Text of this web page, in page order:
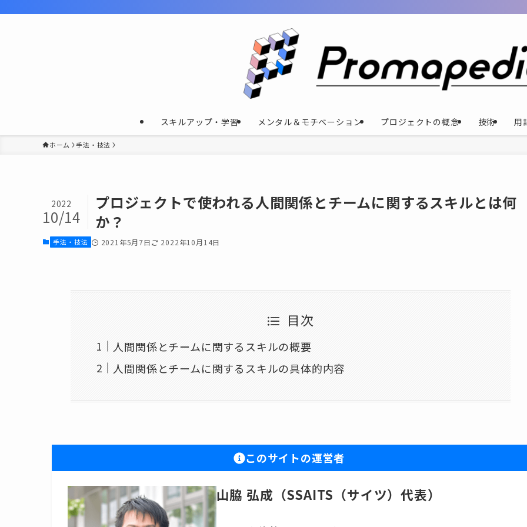
スキルアップ・学習 メンタル＆モチベーション プロジェクトの概念 技術 用
ホーム 手法・技法
プロジェクトで使われる人間関係とチームに関するスキルとは何
か？
2022
10/14
手法・技法 2021年5月7日 2022年10月14日
目次
人間関係とチームに関するスキルの概要
人間関係とチームに関するスキルの具体的内容
このサイトの運営者
山脇 弘成（SSAITS（サイツ）代表）